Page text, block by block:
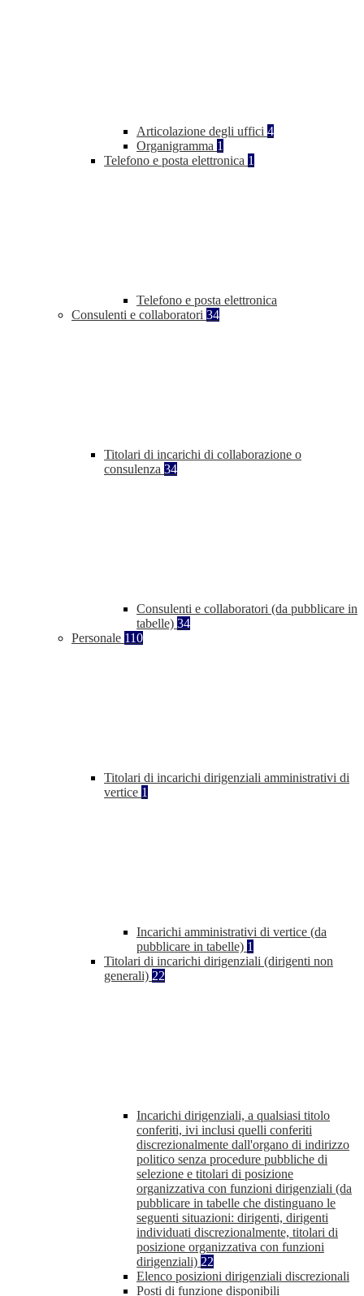
Articolazione degli uffici 4
Organigramma 1
Telefono e posta elettronica 1
Telefono e posta elettronica
Consulenti e collaboratori 34
Titolari di incarichi di collaborazione o
consulenza 34
Consulenti e collaboratori (da pubblicare in
tabelle) 34
Personale 110
Titolari di incarichi dirigenziali amministrativi di
vertice 1
Incarichi amministrativi di vertice (da
pubblicare in tabelle) 1
Titolari di incarichi dirigenziali (dirigenti non
generali) 22
Incarichi dirigenziali, a qualsiasi titolo
conferiti, ivi inclusi quelli conferiti
discrezionalmente dall'organo di indirizzo
politico senza procedure pubbliche di
selezione e titolari di posizione
organizzativa con funzioni dirigenziali (da
pubblicare in tabelle che distinguano le
seguenti situazioni: dirigenti, dirigenti
individuati discrezionalmente, titolari di
posizione organizzativa con funzioni
dirigenziali) 22
Elenco posizioni dirigenziali discrezionali
Posti di funzione disponibili